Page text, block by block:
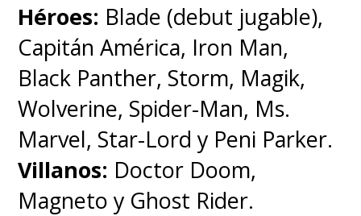
Héroes: Blade (debut jugable),
Capitán América, Iron Man,
Black Panther, Storm, Magik,
Wolverine, Spider-Man, Ms.
Marvel, Star-Lord y Peni Parker.
Villanos: Doctor Doom,
Magneto y Ghost Rider.